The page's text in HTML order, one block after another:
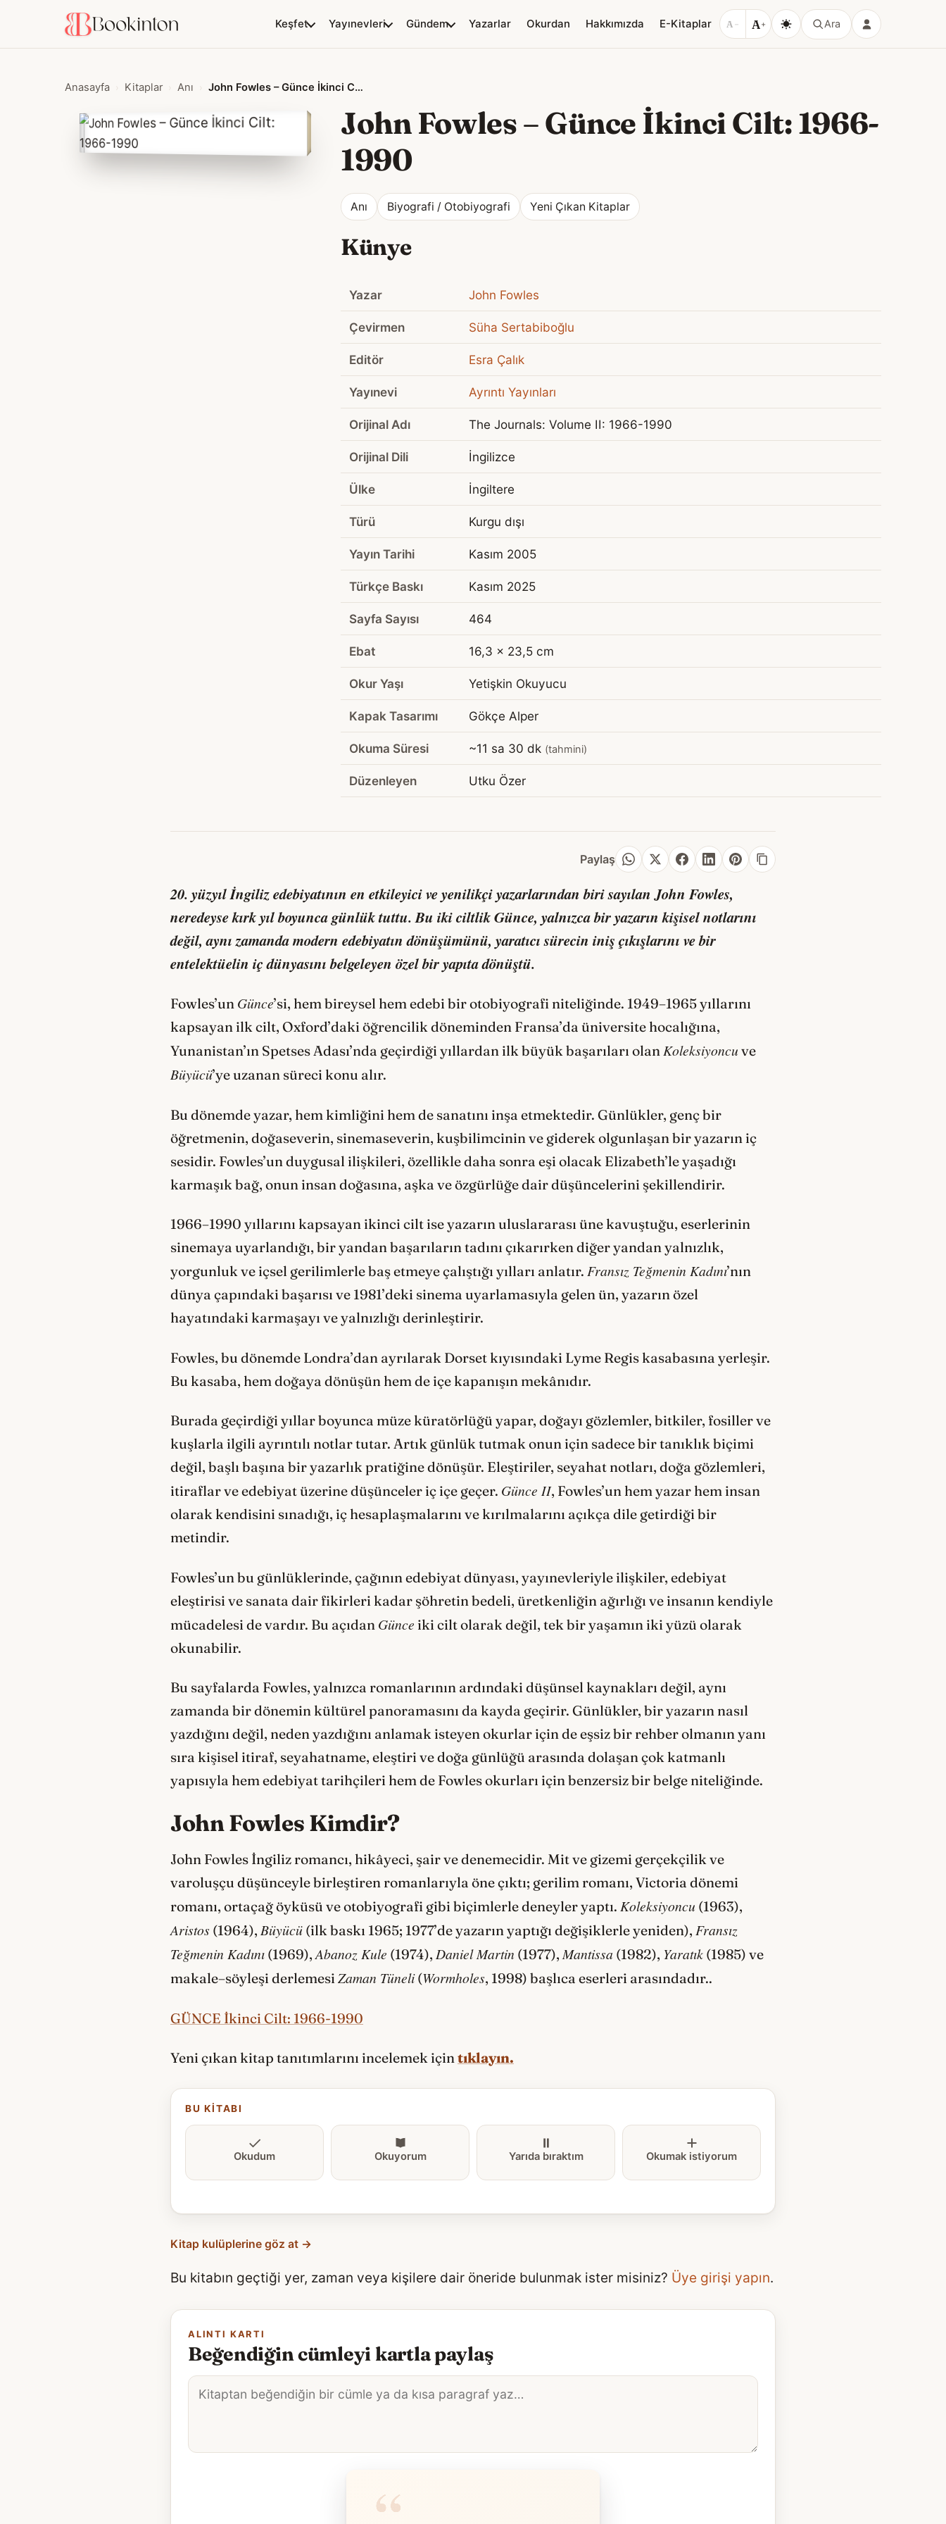
Keşfet Yayınevleri Gündem Yazarlar Okurdan Hakkımızda E-Kitaplar A − A+ Ara
Anasayfa Kitaplar Anı John Fowles – Günce İkinci Cilt: 1966-1990
John Fowles – Günce İkinci Cilt: 1966-
1990
Anı Biyografi / Otobiyografi Yeni Çıkan Kitaplar
Künye
Yazar John Fowles
Çevirmen Süha Sertabiboğlu
Editör Esra Çalık
Yayınevi Ayrıntı Yayınları
Orijinal Adı The Journals: Volume II: 1966-1990
Orijinal Dili İngilizce
Ülke İngiltere
Türü Kurgu dışı
Yayın Tarihi Kasım 2005
Türkçe Baskı Kasım 2025
Sayfa Sayısı 464
Ebat 16,3 x 23,5 cm
Okur Yaşı Yetişkin Okuyucu
Kapak Tasarımı Gökçe Alper
Okuma Süresi ~11 sa 30 dk (tahmini)
Düzenleyen Utku Özer
Paylaş
20. yüzyıl İngiliz edebiyatının en etkileyici ve yenilikçi yazarlarından biri sayılan John Fowles,
neredeyse kırk yıl boyunca günlük tuttu. Bu iki ciltlikGünce, yalnızca bir yazarın kişisel notlarını
değil, aynı zamanda modern edebiyatın dönüşümünü, yaratıcı sürecin iniş çıkışlarını ve bir
entelektüelin iç dünyasını belgeleyen özel bir yapıta dönüştü.
Fowles’un Günce’si, hem bireysel hem edebi bir otobiyografi niteliğinde. 1949–1965 yıllarını
kapsayan ilk cilt, Oxford’daki öğrencilik döneminden Fransa’da üniversite hocalığına,
Yunanistan’ın Spetses Adası’nda geçirdiği yıllardan ilk büyük başarıları olanKoleksiyoncu ve
Büyücü’ye uzanan süreci konu alır.
Bu dönemde yazar, hem kimliğini hem de sanatını inşa etmektedir. Günlükler, genç bir
öğretmenin, doğaseverin, sinemaseverin, kuşbilimcinin ve giderek olgunlaşan bir yazarın iç
sesidir. Fowles’un duygusal ilişkileri, özellikle daha sonra eşi olacak Elizabeth’le yaşadığı
karmaşık bağ, onun insan doğasına, aşka ve özgürlüğe dair düşüncelerini şekillendirir.
1966–1990 yıllarını kapsayan ikinci cilt ise yazarın uluslararası üne kavuştuğu, eserlerinin
sinemaya uyarlandığı, bir yandan başarıların tadını çıkarırken diğer yandan yalnızlık,
yorgunluk ve içsel gerilimlerle baş etmeye çalıştığı yılları anlatır. Fransız Teğmenin Kadını’nın
dünya çapındaki başarısı ve 1981’deki sinema uyarlamasıyla gelen ün, yazarın özel
hayatındaki karmaşayı ve yalnızlığı derinleştirir.
Fowles, bu dönemde Londra’dan ayrılarak Dorset kıyısındaki Lyme Regis kasabasına yerleşir.
Bu kasaba, hem doğaya dönüşün hem de içe kapanışın mekânıdır.
Burada geçirdiği yıllar boyunca müze küratörlüğü yapar, doğayı gözlemler, bitkiler, fosiller ve
kuşlarla ilgili ayrıntılı notlar tutar. Artık günlük tutmak onun için sadece bir tanıklık biçimi
değil, başlı başına bir yazarlık pratiğine dönüşür. Eleştiriler, seyahat notları, doğa gözlemleri,
itiraflar ve edebiyat üzerine düşünceler iç içe geçer. Günce II, Fowles’un hem yazar hem insan
olarak kendisini sınadığı, iç hesaplaşmalarını ve kırılmalarını açıkça dile getirdiği bir
metindir.
Fowles’un bu günlüklerinde, çağının edebiyat dünyası, yayınevleriyle ilişkiler, edebiyat
eleştirisi ve sanata dair fikirleri kadar şöhretin bedeli, üretkenliğin ağırlığı ve insanın kendiyle
mücadelesi de vardır. Bu açıdan Günce iki cilt olarak değil, tek bir yaşamın iki yüzü olarak
okunabilir.
Bu sayfalarda Fowles, yalnızca romanlarının ardındaki düşünsel kaynakları değil, aynı
zamanda bir dönemin kültürel panoramasını da kayda geçirir. Günlükler, bir yazarın nasıl
yazdığını değil, neden yazdığını anlamak isteyen okurlar için de eşsiz bir rehber olmanın yanı
sıra kişisel itiraf, seyahatname, eleştiri ve doğa günlüğü arasında dolaşan çok katmanlı
yapısıyla hem edebiyat tarihçileri hem de Fowles okurları için benzersiz bir belge niteliğinde.
John Fowles Kimdir?
John Fowles İngiliz romancı, hikâyeci, şair ve denemecidir. Mit ve gizemi gerçekçilik ve
varoluşçu düşünceyle birleştiren romanlarıyla öne çıktı; gerilim romanı, Victoria dönemi
romanı, ortaçağ öyküsü ve otobiyografi gibi biçimlerle deneyler yaptı. Koleksiyoncu (1963),
Aristos (1964), Büyücü (ilk baskı 1965; 1977’de yazarın yaptığı değişiklerle yeniden), Fransız
Teğmenin Kadını (1969),Abanoz Kule (1974), Daniel Martin (1977),Mantissa (1982), Yaratık (1985) ve
makale–söyleşi derlemesiZaman Tüneli(Wormholes, 1998) başlıca eserleri arasındadır..
GÜNCE İkinci Cilt: 1966-1990
Yeni çıkan kitap tanıtımlarını incelemek içintıklayın.
BU KITABI
Okudum Okuyorum Yarıda bıraktım Okumak istiyorum
Kitap kulüplerine göz at →
Bu kitabın geçtiği yer, zaman veya kişilere dair öneride bulunmak ister misiniz? Üye girişi yapın.
ALINTI KARTI
Beğendiğin cümleyi kartla paylaş
Alıntı
metni